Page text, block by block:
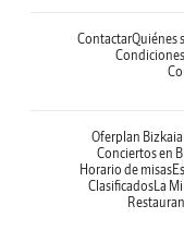
ContactarQuiénes
Oferplan Bizkaia
Conciertos en
Horario de misas
ClasificadosLa